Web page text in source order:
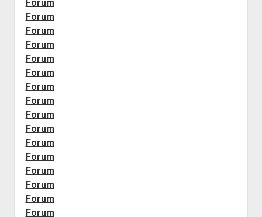
Forum
Forum
Forum
Forum
Forum
Forum
Forum
Forum
Forum
Forum
Forum
Forum
Forum
Forum
Forum
Forum